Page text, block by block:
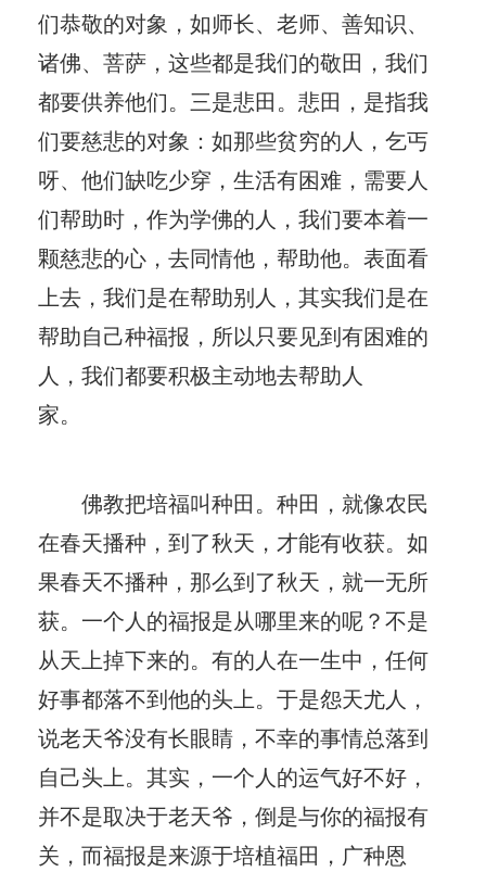
们恭敬的对象，如师长、老师、善知识、
诸佛、菩萨，这些都是我们的敬田，我们
都要供养他们。三是悲田。悲田，是指我
们要慈悲的对象：如那些贫穷的人，乞丐
呀、他们缺吃少穿，生活有困难，需要人
们帮助时，作为学佛的人，我们要本着一
颗慈悲的心，去同情他，帮助他。表面看
上去，我们是在帮助别人，其实我们是在
帮助自己种福报，所以只要见到有困难的
人，我们都要积极主动地去帮助人
家。
佛教把培福叫种田。种田，就像农民
在春天播种，到了秋天，才能有收获。如
果春天不播种，那么到了秋天，就一无所
获。一个人的福报是从哪里来的呢？不是
从天上掉下来的。有的人在一生中，任何
好事都落不到他的头上。于是怨天尤人，
说老天爷没有长眼睛，不幸的事情总落到
自己头上。其实，一个人的运气好不好，
并不是取决于老天爷，倒是与你的福报有
关，而福报是来源于培植福田，广种恩